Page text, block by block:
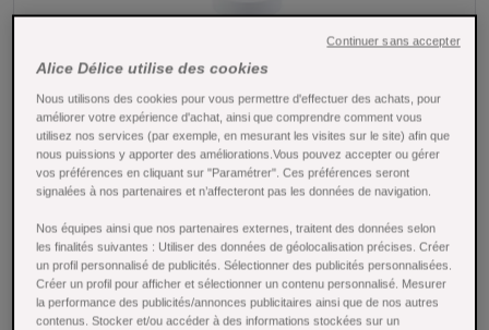
Tap to expand
Spray velours Jaune beurre de cacao 250 ml
- Silikomart
Référence : 25990
Apportez une finition veloutée éclatante à vos desserts avec
le spray velours jaune Silikomart 250 ml. Idéal pour
mousses, gâteaux et chocolats, pour un rendu uniforme et
professionnel en un seul geste.
Alice Délice utilise des cookies
Nous utilisons des cookies pour vous permettre d'effectuer des achats, pour
améliorer votre expérience d'achat, ainsi que comprendre comment vous
utilisez nos services (par exemple, en mesurant les visites sur le site) afin que
nous puissions y apporter des améliorations.Vous pouvez accepter ou gérer
vos préférences en cliquant sur "Paramétrer". Ces préférences seront
signalées à nos partenaires et n’affecteront pas les données de navigation.
Nos équipes ainsi que nos partenaires externes, traitent des données selon
les finalités suivantes : Utiliser des données de géolocalisation précises. Créer
un profil personnalisé de publicités. Sélectionner des publicités personnalisées.
Créer un profil pour afficher et sélectionner un contenu personnalisé. Mesurer
la performance des publicités/annonces publicitaires ainsi que de nos autres
contenus. Stocker et/ou accéder à des informations stockées sur un
Continuer sans accepter